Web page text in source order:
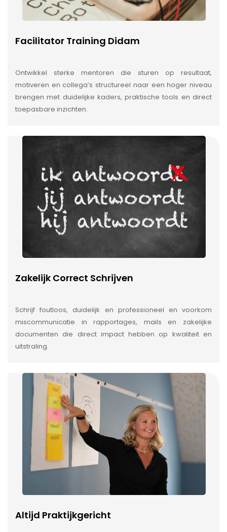
Facilitator Training Didam
Ontwikkel sterke mentoren die sturen op resultaat,
motiveren en collega’s structureel naar een hoger niveau
brengen met duidelijke kaders, praktische tools en direct
toepasbare inzichten.
Zakelijk Correct Schrijven
Schrijf foutloos, duidelijk en professioneel en voorkom
miscommunicatie in rapportages, mails en zakelijke
documenten die direct impact hebben op kwaliteit en
uitstraling.
Altijd Praktijkgericht